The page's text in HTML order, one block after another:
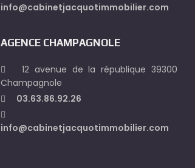
info@cabinetjacquotimmobilier.com
AGENCE CHAMPAGNOLE
12 avenue de la république 39300
Champagnole
03.63.86.92.26
info@cabinetjacquotimmobilier.com